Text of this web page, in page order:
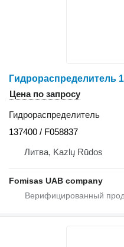
Цена по запросу
Гидрораспределитель
137400 / F058837
Литва, Kazlų Rūdos
Fomisas UAB company